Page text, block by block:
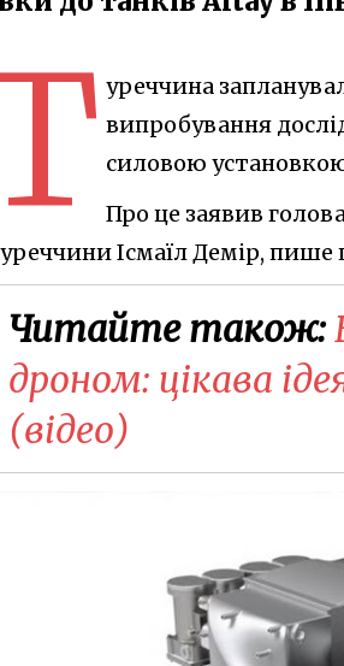
уреччина
випробування
силовою
Про це заявив
Ісмаїл Демір,
Читайте також:
дроном: цікава
(відео)